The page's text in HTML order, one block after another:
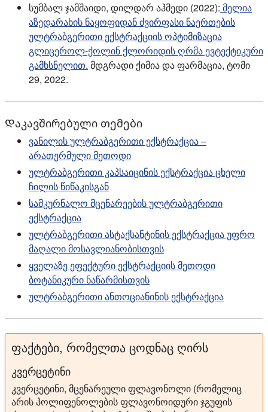
სუმბალ ჯამშაიდი, დილდარ აჰმედი (2022): მელია
აზედარახის ნაყოფიდან ძვირფასი ნაერთების
ულტრაბგერითი ექსტრაქციის ოპტიმიზაცია
გლიცეროლ-ქოლინ ქლორიდის ღრმა ევტექტიკური
გამხსნელით. მდგრადი ქიმია და ფარმაცია, ტომი
29, 2022.
Დაკავშირებული თემები
ვანილის ულტრაბგერითი ექსტრაქცია –
არათერმული მეთოდი
ულტრაბგერითი კაპსაიცინის ექსტრაქცია ცხელი
ჩილის წიწაკისგან
სამკურნალო მცენარეების ულტრაბგერითი
ექსტრაქცია
ულტრაბგერითი ასტაქსანტინის ექსტრაქცია უფრო
მაღალი მოსავლიანობისთვის
ყველაზე ეფექტური ექსტრაქციის მეთოდი
ბოტანიკური ნაწარმისთვის
ულტრაბგერითი ანთოციანინის ექსტრაქცია
ფაქტები, რომელთა ცოდნაც ღირს
კვერცეტინი
კვერცეტინი, მცენარეული ფლავონოლი (რომელიც
არის პოლიფენოლების ფლავონოიდური ჯგუფის